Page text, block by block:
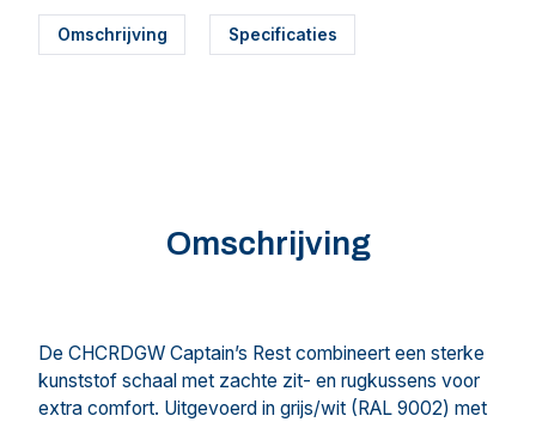
Omschrijving Specificaties
Omschrijving
De CHCRDGW Captain’s Rest combineert een sterke
kunststof schaal met zachte zit- en rugkussens voor
extra comfort. Uitgevoerd in grijs/wit (RAL 9002) met